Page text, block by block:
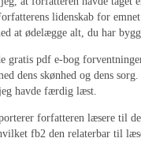
lidenskab for
at ødelægge alt, du har
gratis pdf e-bog
dens skønhed og dens
havde færdig læst.
forfatteren læsere til
fb2 den relaterbar til